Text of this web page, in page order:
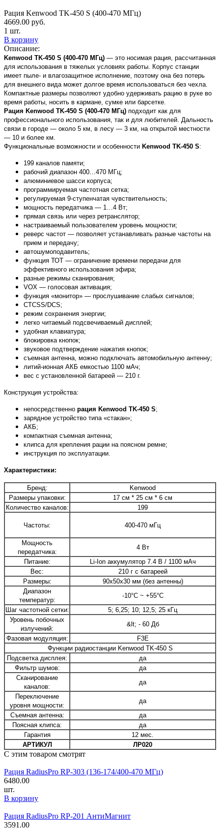
Рация Kenwood TK-450 S (400-470 МГц)
4669.00 руб.
1 шт.
В корзину
Описание:
Kenwood TK-450 S (400-470 МГц) — это носимая рация, рассчитанная
для использования в тяжелых условиях работы. Корпус станции
имеет пыле- и влагозащитное исполнение, поэтому она без потерь
для внешнего вида может долгое время использоваться без чехла.
Компактные размеры позволяют удобно удерживать рацию в руке во
время работы, носить в кармане, сумке или барсетке.
Рация Kenwood TK-450 S (400-470 МГц) подходит как для
профессионального использования, так и для любителей. Дальность
связи в городе — около 5 км, в лесу — 3 км, на открытой местности
— 10 и более км.
Функциональные возможности и особенности Kenwood TK-450 S:
199 каналов памяти;
рабочий диапазон 400…470 МГц;
алюминиевое шасси корпуса;
программируемая частотная сетка;
регулируемая 9-ступенчатая чувствительность;
мощность передатчика — 1…4 Вт;
прямая связь или через ретранслятор;
настраиваемый пользователем уровень мощности;
реверс частот — позволяет устанавливать разные частоты на
прием и передачу;
автошумоподавитель;
функция ТОТ — ограничение времени передачи для
эффективного использования эфира;
разные режимы сканирования;
VOX — голосовая активация;
функция «монитор» — прослушивание слабых сигналов;
CTCSS/DCS;
режим сохранения энергии;
легко читаемый подсвечиваемый дисплей;
удобная клавиатура;
блокировка кнопок;
звуковое подтверждение нажатия кнопок;
съемная антенна, можно подключать автомобильную антенну;
литий-ионная АКБ емкостью 1100 мАч;
вес с установленной батареей — 210 г.
Конструкция устройства:
непосредственно рация Kenwood TK-450 S;
зарядное устройство типа «стакан»;
АКБ;
компактная съемная антенна;
клипса для крепления рации на поясном ремне;
инструкция по эксплуатации.
Характеристики:
Бренд:
Kenwood
Размеры упаковки:
17 см * 25 см * 6 см
Количество каналов:
199
Частоты: 400-470 мГц
Мощность
передатчика:
4 Вт
Питание:
Li-Ion аккумулятор 7.4 В / 1100 мАч
Вес:
210 г с батареей
Размеры:
90х50х30 мм (без антенны)
Диапазон
температур:
-10°С ~ +55°С
Шаг частотной сетки:
5; 6,25; 10; 12,5; 25 кГц
Уровень побочных
излучений:
&lt; - 60 Дб
Фазовая модуляция:
F3E
Функции радиостанции Kenwood TK-450 S
Подсветка дисплея:
да
Фильтр шумов:
да
Сканирование
каналов:
да
Переключение
уровня мощности:
да
Съемная антенна:
да
Поясная клипса:
да
Гарантия
12 мес.
АРТИКУЛ
ЛР020
С этим товаром смотрят
Рация RadiusPro RP-303 (136-174/400-470 МГц)
6480.00
шт.
В корзину
Рация RadiusPro RP-201 АнтиМагнит
3591.00